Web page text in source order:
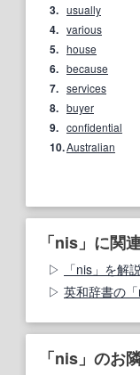
3. usually
4. various
5. house
6. because
7. services
8. buyer
9. confidential
10.Australian
「nis」に関
「nis」を解
英和辞書の
「nis」のお